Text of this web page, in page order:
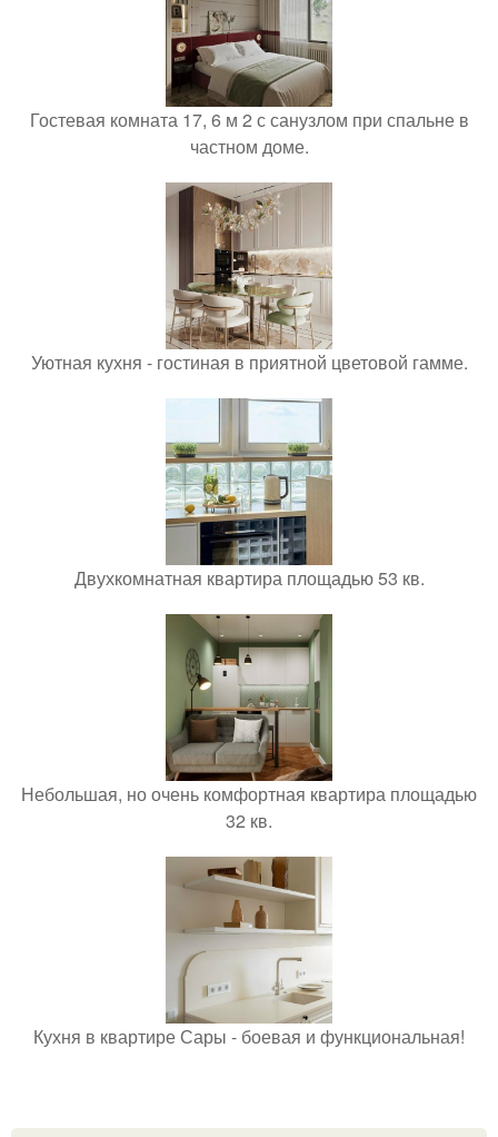
Гостевая комната 17, 6 м 2 с санузлом при спальне в
частном доме.
Уютная кухня - гостиная в приятной цветовой гамме.
Двухкомнатная квартира площадью 53 кв.
Небольшая, но очень комфортная квартира площадью
32 кв.
Кухня в квартире Сары - боевая и функциональная!